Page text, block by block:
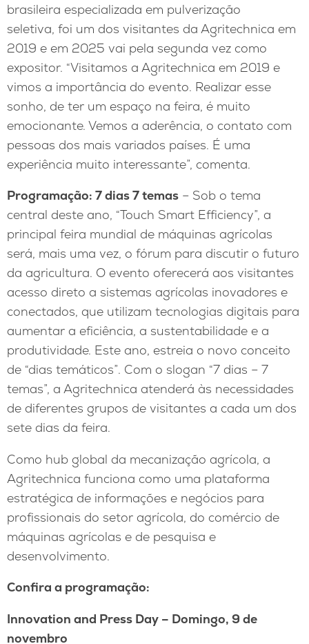
brasileira especializada em pulverização
seletiva, foi um dos visitantes da Agritechnica em
2019 e em 2025 vai pela segunda vez como
expositor. “Visitamos a Agritechnica em 2019 e
vimos a importância do evento. Realizar esse
sonho, de ter um espaço na feira, é muito
emocionante. Vemos a aderência, o contato com
pessoas dos mais variados países. É uma
experiência muito interessante”, comenta.
Programação: 7 dias 7 temas – Sob o tema
central deste ano, “Touch Smart Efficiency”, a
principal feira mundial de máquinas agrícolas
será, mais uma vez, o fórum para discutir o futuro
da agricultura. O evento oferecerá aos visitantes
acesso direto a sistemas agrícolas inovadores e
conectados, que utilizam tecnologias digitais para
aumentar a eficiência, a sustentabilidade e a
produtividade. Este ano, estreia o novo conceito
de “dias temáticos”. Com o slogan “7 dias – 7
temas”, a Agritechnica atenderá às necessidades
de diferentes grupos de visitantes a cada um dos
sete dias da feira.
Como hub global da mecanização agrícola, a
Agritechnica funciona como uma plataforma
estratégica de informações e negócios para
profissionais do setor agrícola, do comércio de
máquinas agrícolas e de pesquisa e
desenvolvimento.
Confira a programação:
Innovation and Press Day – Domingo, 9 de
novembro